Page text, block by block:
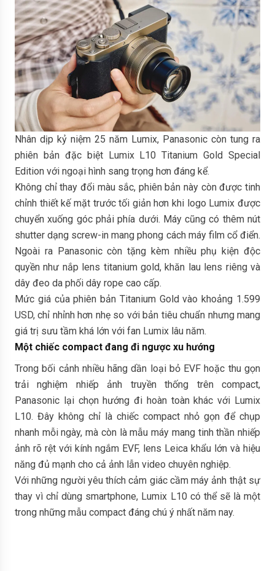
Nhân dịp kỷ niệm 25 năm Lumix, Panasonic còn tung ra
phiên bản đặc biệt Lumix L10 Titanium Gold Special
Edition với ngoại hình sang trọng hơn đáng kể.
Không chỉ thay đổi màu sắc, phiên bản này còn được tinh
chỉnh thiết kế mặt trước tối giản hơn khi logo Lumix được
chuyển xuống góc phải phía dưới. Máy cũng có thêm nút
shutter dạng screw-in mang phong cách máy film cổ điển.
Ngoài ra Panasonic còn tặng kèm nhiều phụ kiện độc
quyền như nắp lens titanium gold, khăn lau lens riêng và
dây đeo da phối dây rope cao cấp.
Mức giá của phiên bản Titanium Gold vào khoảng 1.599
USD, chỉ nhỉnh hơn nhẹ so với bản tiêu chuẩn nhưng mang
giá trị sưu tầm khá lớn với fan Lumix lâu năm.
Một chiếc compact đang đi ngược xu hướng
Trong bối cảnh nhiều hãng dần loại bỏ EVF hoặc thu gọn
trải nghiệm nhiếp ảnh truyền thống trên compact,
Panasonic lại chọn hướng đi hoàn toàn khác với Lumix
L10. Đây không chỉ là chiếc compact nhỏ gọn để chụp
nhanh mỗi ngày, mà còn là mẫu máy mang tinh thần nhiếp
ảnh rõ rệt với kính ngắm EVF, lens Leica khẩu lớn và hiệu
năng đủ mạnh cho cả ảnh lẫn video chuyên nghiệp.
Với những người yêu thích cảm giác cầm máy ảnh thật sự
thay vì chỉ dùng smartphone, Lumix L10 có thể sẽ là một
trong những mẫu compact đáng chú ý nhất năm nay.